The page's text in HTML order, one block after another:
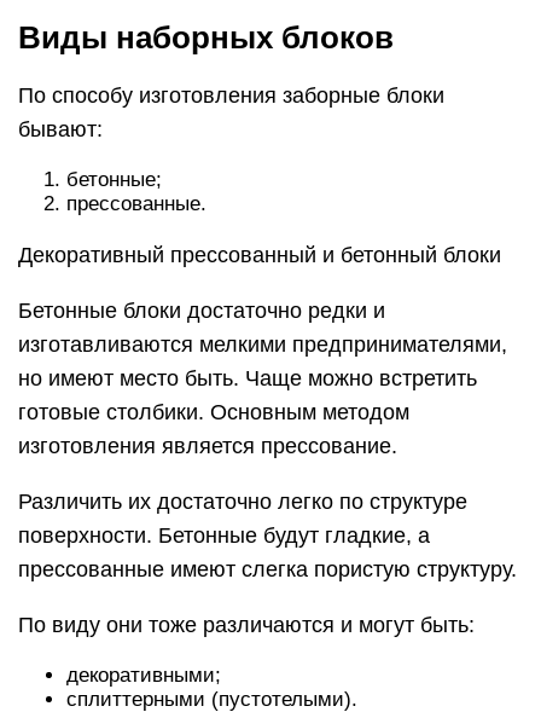
Виды наборных блоков
По способу изготовления заборные блоки
бывают:
бетонные;
прессованные.
Декоративный прессованный и бетонный блоки
Бетонные блоки достаточно редки и
изготавливаются мелкими предпринимателями,
но имеют место быть. Чаще можно встретить
готовые столбики. Основным методом
изготовления является прессование.
Различить их достаточно легко по структуре
поверхности. Бетонные будут гладкие, а
прессованные имеют слегка пористую структуру.
По виду они тоже различаются и могут быть:
декоративными;
сплиттерными (пустотелыми).